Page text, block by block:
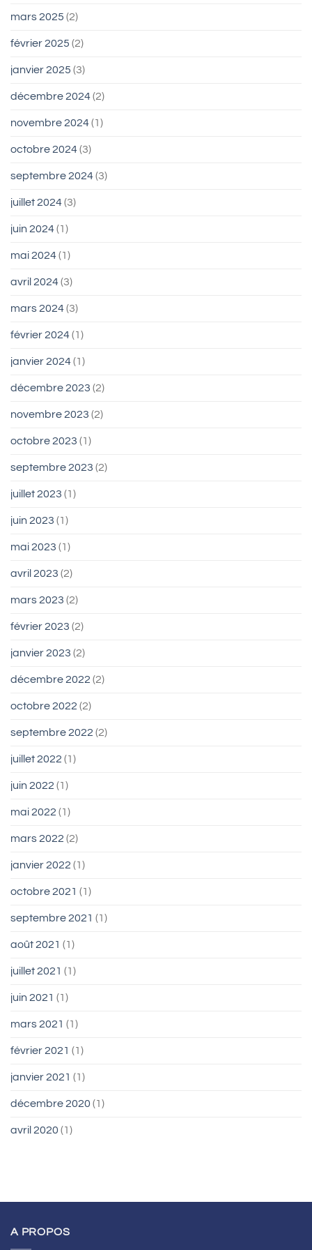
mars 2025 (2)
février 2025 (2)
janvier 2025 (3)
décembre 2024(2)
novembre 2024(1)
octobre 2024(3)
septembre 2024(3)
juillet 2024(3)
juin 2024(1)
mai 2024(1)
avril 2024(3)
mars 2024(3)
février 2024(1)
janvier 2024(1)
décembre 2023 (2)
novembre 2023 (2)
octobre 2023 (1)
septembre 2023 (2)
juillet 2023 (1)
juin 2023 (1)
mai 2023 (1)
avril 2023 (2)
mars 2023 (2)
février 2023 (2)
janvier 2023 (2)
décembre 2022 (2)
octobre 2022 (2)
septembre 2022 (2)
juillet 2022 (1)
juin 2022 (1)
mai 2022 (1)
mars 2022 (2)
janvier 2022 (1)
octobre 2021 (1)
septembre 2021 (1)
août 2021 (1)
juillet 2021 (1)
juin 2021 (1)
mars 2021 (1)
février 2021 (1)
janvier 2021 (1)
décembre 2020 (1)
avril 2020 (1)
A PROPOS